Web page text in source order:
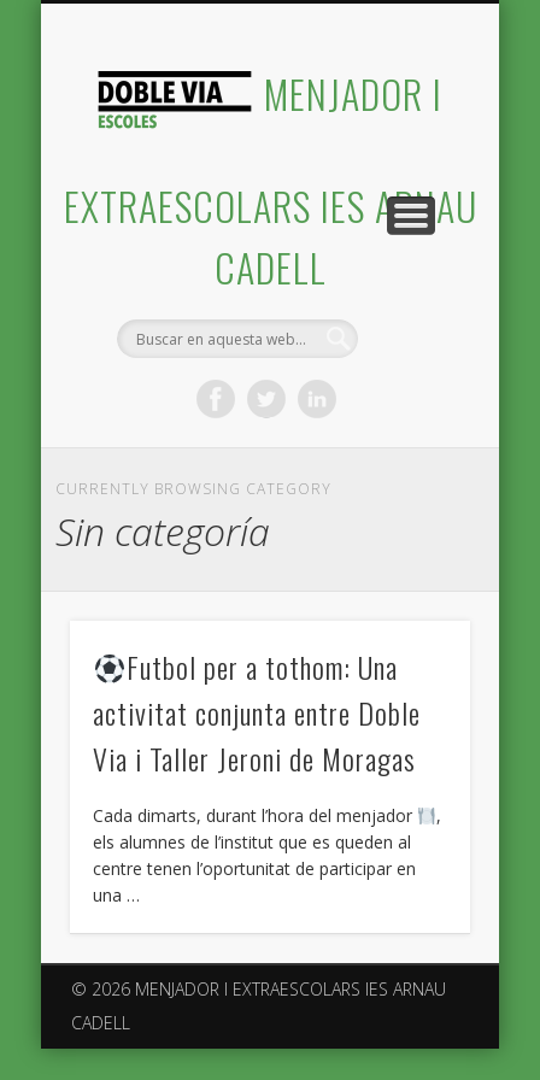
MENJADOR I
EXTRAESCOLARS IES ARNAU
CADELL
CURRENTLY BROWSING CATEGORY
Sin categoría
Futbol per a tothom: Una
activitat conjunta entre Doble
Via i Taller Jeroni de Moragas
Cada dimarts, durant l’hora del menjador
,
els alumnes de l’institut que es queden al
centre tenen l’oportunitat de participar en
una …
© 2026 MENJADOR I EXTRAESCOLARS IES ARNAU
CADELL